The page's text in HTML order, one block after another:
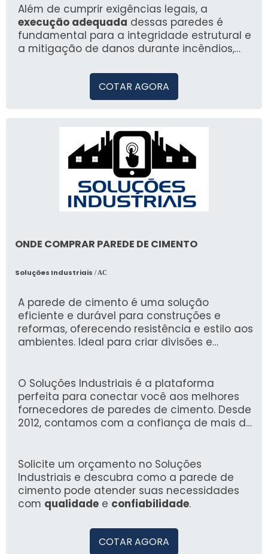
período definido, assegurando a proteção
dos ocupantes.
Além de cumprir exigências legais, a
execução adequada dessas paredes é
fundamental para a integridade estrutural e
a mitigação de danos durante incêndios,
COTAR AGORA
ONDE COMPRAR PAREDE DE CIMENTO
Soluções Industriais / AC
A parede de cimento é uma solução
eficiente e durável para construções e
reformas, oferecendo resistência e estilo aos
ambientes. Ideal para criar divisões e
O Soluções Industriais é a plataforma
perfeita para conectar você aos melhores
fornecedores de paredes de cimento. Desde
2012, contamos com a confiança de mais de
soluções industriais.
Solicite um orçamento no Soluções
Industriais e descubra como a parede de
cimento pode atender suas necessidades
com qualidade e confiabilidade.
COTAR AGORA